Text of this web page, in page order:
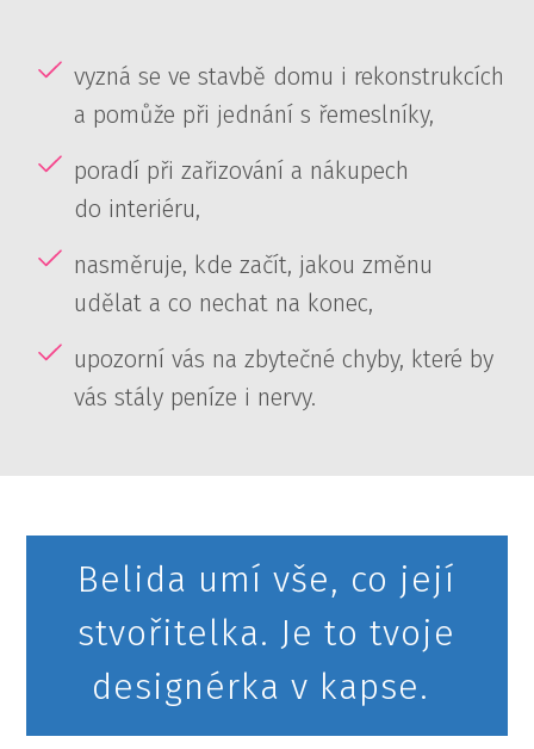
vyzná se ve stavbě domu i rekonstrukcích
a pomůže při jednání s řemeslníky,
poradí při zařizování a nákupech
do interiéru,
nasměruje, kde začít, jakou změnu
udělat a co nechat na konec,
upozorní vás na zbytečné chyby, které by
vás stály peníze i nervy.
Belida umí vše, co její
stvořitelka. Je to tvoje
designérka v kapse.